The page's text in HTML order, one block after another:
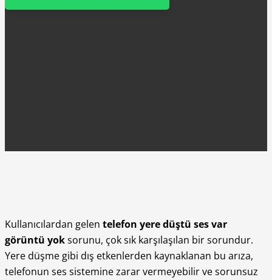
Kullanıcılardan gelen telefon yere düştü ses var
görüntü yoksorunu, çok sık karşılaşılan bir sorundur.
Yere düşme gibi dış etkenlerden kaynaklanan bu arıza,
telefonun ses sistemine zarar vermeyebilir ve sorunsuz